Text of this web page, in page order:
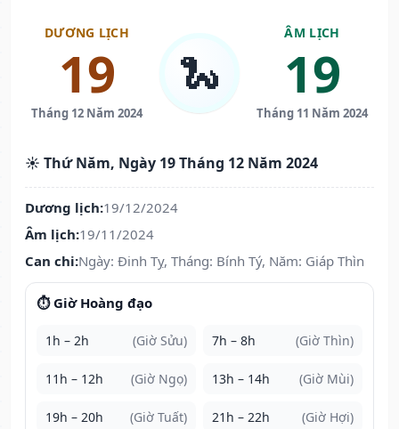
DƯƠNG LỊCH
19
Tháng 12 Năm 2024
🐍
ÂM LỊCH
19
Tháng 11 Năm 2024
☀️ Thứ Năm, Ngày 19 Tháng 12 Năm 2024
Dương lịch:19/12/2024
Âm lịch:19/11/2024
Can chi:Ngày: Đinh Tỵ, Tháng: Bính Tý, Năm: Giáp Thìn
⏱️ Giờ Hoàng đạo
1h – 2h (Giờ Sửu) 7h – 8h (Giờ Thìn)
11h – 12h (Giờ Ngọ) 13h – 14h (Giờ Mùi)
19h – 20h (Giờ Tuất) 21h – 22h (Giờ Hợi)